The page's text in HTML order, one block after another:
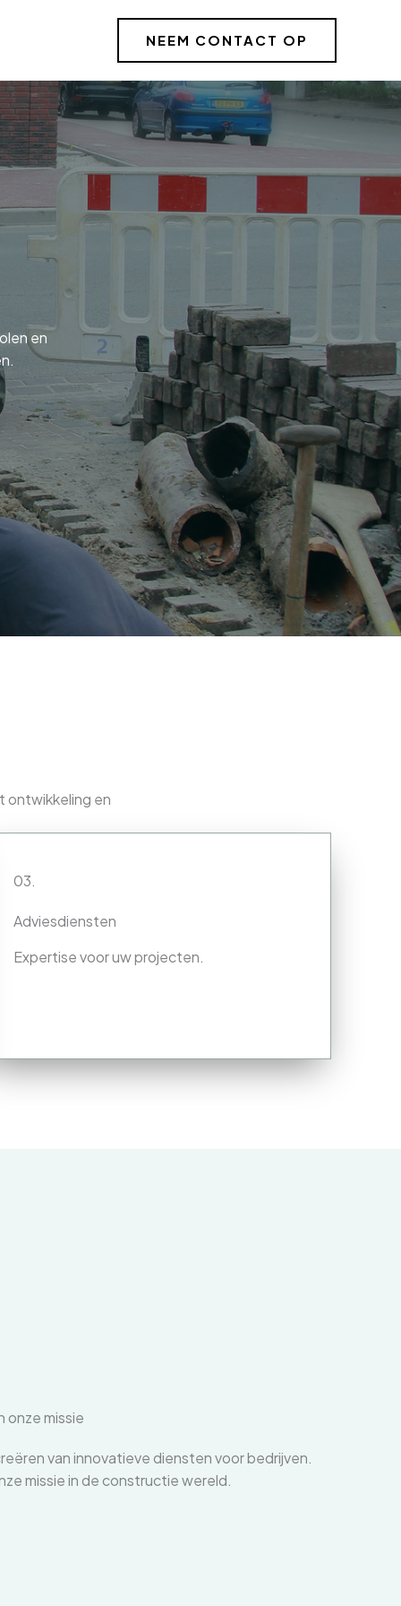
NEEM CONTACT OP
en
ontwikkeling en
03.
Adviesdiensten
Expertise voor uw projecten.
onze missie
van innovatieve diensten voor bedrijven.
missie in de constructie wereld.